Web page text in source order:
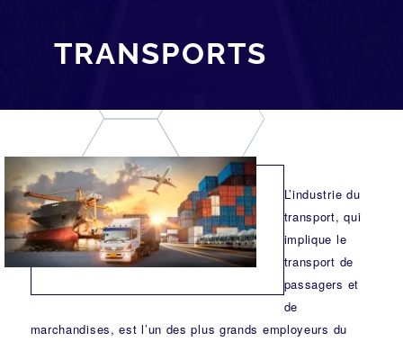
TRANSPORTS
L’industrie du
transport, qui
implique le
transport de
passagers et
de
marchandises, est l’un des plus grands employeurs du